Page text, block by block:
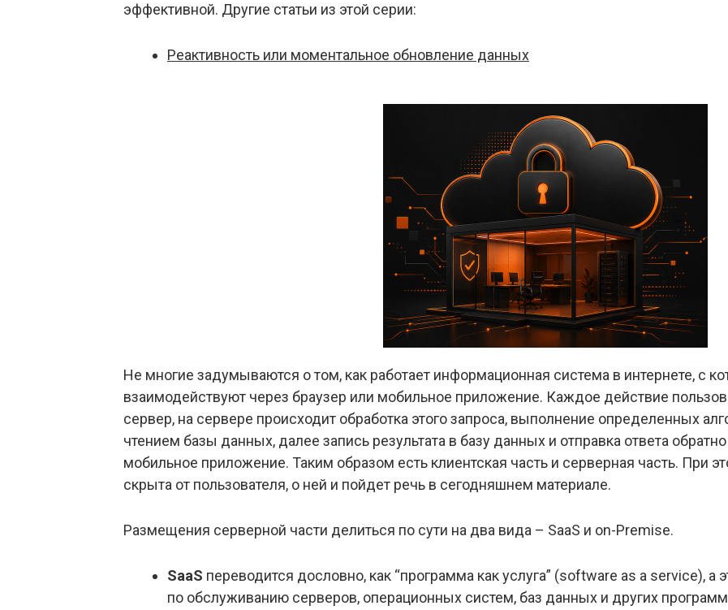
эффективной. Другие статьи из этой серии:
Реактивность или моментальное обновление данных
Не многие задумываются о том, как работает информационная система в интернете, с
взаимодействуют через браузер или мобильное приложение. Каждое действие
сервер, на сервере происходит обработка этого запроса, выполнение определенных
чтением базы данных, далее запись результата в базу данных и отправка ответа
мобильное приложение. Таким образом есть клиентская часть и серверная часть. При
скрыта от пользователя, о ней и пойдет речь в сегодняшнем материале.
Размещения серверной части делиться по сути на два вида – SaaS и on-Premise.
SaaS переводится дословно, как “программа как услуга” (software as a service), а
по обслуживанию серверов, операционных систем, баз данных и других